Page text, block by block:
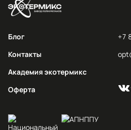
Блог
Контакты
Академия экотермикс
Оферта
+7